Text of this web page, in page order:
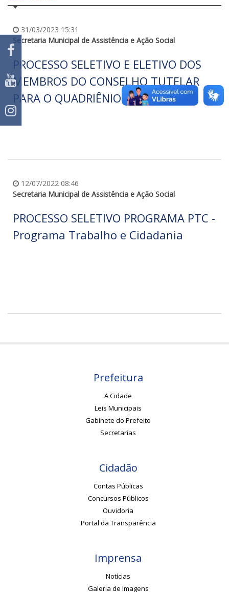
31/03/2023 15:31
Secretaria Municipal de Assistência e Ação Social
PROCESSO SELETIVO E ELETIVO DOS
MEMBROS DO CONSELHO TUTELAR
PARA O QUADRIÊNIO 2024/2027
12/07/2022 08:46
Secretaria Municipal de Assistência e Ação Social
PROCESSO SELETIVO PROGRAMA PTC -
Programa Trabalho e Cidadania
Prefeitura
A Cidade
Leis Municipais
Gabinete do Prefeito
Secretarias
Cidadão
Contas Públicas
Concursos Públicos
Ouvidoria
Portal da Transparência
Imprensa
Notícias
Galeria de Imagens